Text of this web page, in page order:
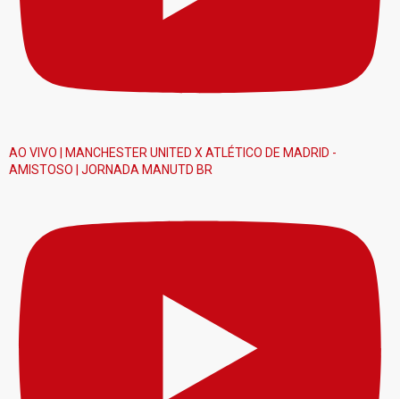
AO VIVO | MANCHESTER UNITED X ATLÉTICO DE MADRID -
AMISTOSO | JORNADA MANUTD BR